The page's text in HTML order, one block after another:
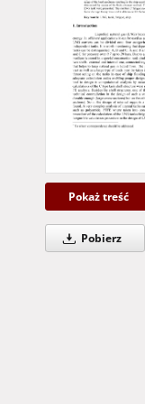
Pokaż treść
Pobierz